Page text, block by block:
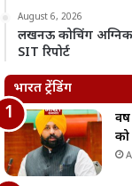
August 6, 2026
लखनऊ कोचिंग
SIT रिपोर्ट
भारत ट्रेंडिंग
को